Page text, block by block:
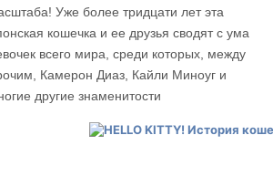
Уже более тридцати лет эта
кошечка и ее друзья сводят с ума
всего мира, среди которых, между
Камерон Диаз, Кайли Миноуг и
другие знаменитости